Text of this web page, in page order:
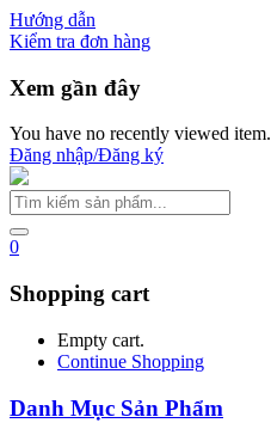
Hướng dẫn
Kiểm tra đơn hàng
Xem gần đây
You have no recently viewed item.
Đăng nhập/Đăng ký
0
Shopping cart
Empty cart.
Continue Shopping
Danh Mục Sản Phẩm